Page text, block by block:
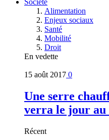
Alimentation
Enjeux sociaux
Santé
Mobilité
Droit
En vedette
15 août 2017 0
Une serre
verra le jour au
Récent